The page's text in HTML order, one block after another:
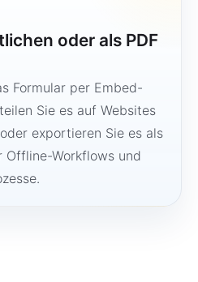
oder als PDF
Formular per Embed-
Sie es auf Websites
exportieren Sie es als
Offline-Workflows und